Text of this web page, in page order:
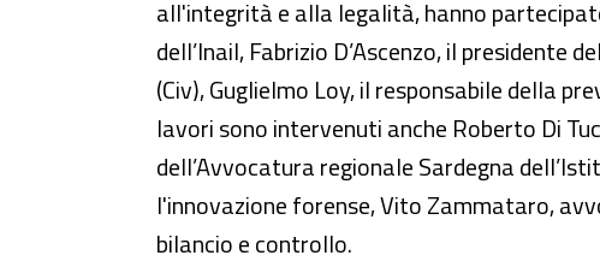
all'integrità e alla legalità, hanno
dell’Inail, Fabrizio D’Ascenzo, il presidente
(Civ), Guglielmo Loy, il responsabile della
lavori sono intervenuti anche Roberto Di
dell’Avvocatura regionale Sardegna
l'innovazione forense, Vito Zammataro,
bilancio e controllo.